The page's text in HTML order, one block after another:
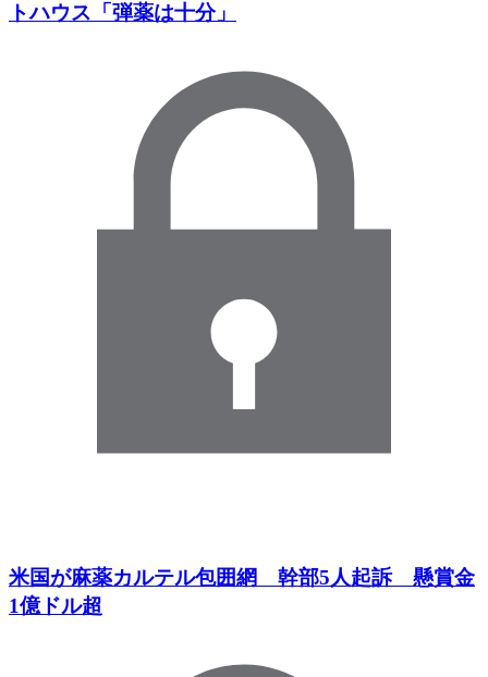
トハウス「弾薬は十分」
米国が麻薬カルテル包囲網 幹部5人起訴 懸賞金
1億ドル超